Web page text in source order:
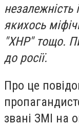
якихось
"ХНР" тощо.
до росії.
Про це
звані ЗМІ на